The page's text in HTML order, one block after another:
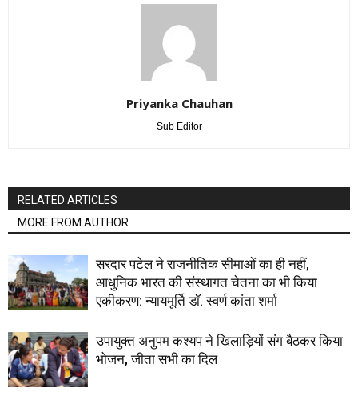
Priyanka Chauhan
Sub Editor
RELATED ARTICLES
MORE FROM AUTHOR
सरदार पटेल ने राजनीतिक सीमाओं का ही नहीं,
आधुनिक भारत की संस्थागत चेतना का भी किया
एकीकरण: न्यायमूर्ति डॉ. स्वर्ण कांता शर्मा
उपायुक्त अनुपम कश्यप ने खिलाड़ियों संग बैठकर किया
भोजन, जीता सभी का दिल